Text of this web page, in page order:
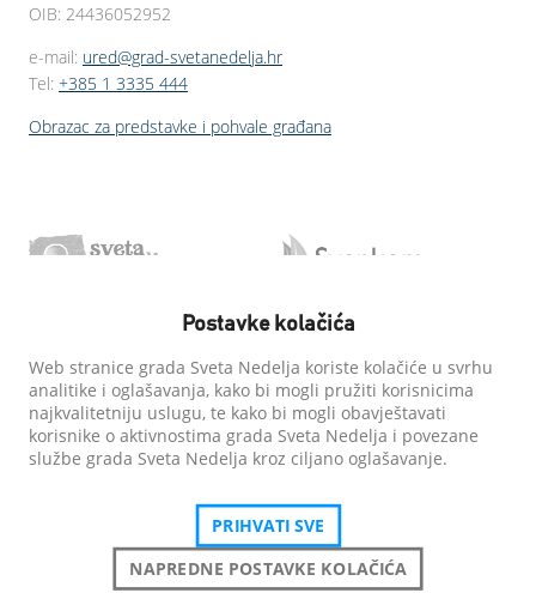
OIB: 24436052952
e-mail: ured@grad-svetanedelja.hr
Tel: +385 1 3335 444
Obrazac za predstavke i pohvale građana
Postavke kolačića
Web stranice grada Sveta Nedelja koriste kolačiće u svrhu
analitike i oglašavanja, kako bi mogli pružiti korisnicima
najkvalitetniju uslugu, te kako bi mogli obavještavati
korisnike o aktivnostima grada Sveta Nedelja i povezane
službe grada Sveta Nedelja kroz ciljano oglašavanje.
PRIHVATI SVE
NAPREDNE POSTAVKE KOLAČIĆA